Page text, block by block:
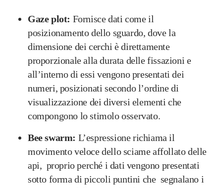
Gaze plot: Fornisce dati come il
posizionamento dello sguardo, dove la
dimensione dei cerchi è direttamente
proporzionale alla durata delle fissazioni e
all’interno di essi vengono presentati dei
numeri, posizionati secondo l’ordine di
visualizzazione dei diversi elementi che
compongono lo stimolo osservato.
Bee swarm: L’espressione richiama il
movimento veloce dello sciame affollato delle
api, proprio perché i dati vengono presentati
sotto forma di piccoli puntini che segnalano i